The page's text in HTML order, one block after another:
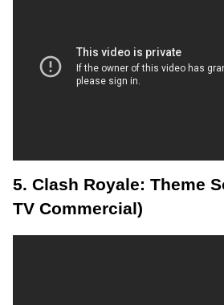
5. Clash Royale: Theme
TV Commercial)